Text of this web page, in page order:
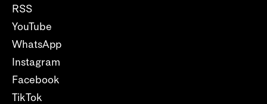
RSS
YouTube
WhatsApp
Instagram
Facebook
TikTok